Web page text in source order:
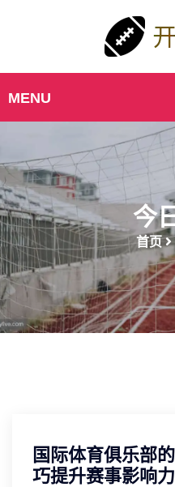
今
首页
国际体育俱乐部
巧提升赛事影响